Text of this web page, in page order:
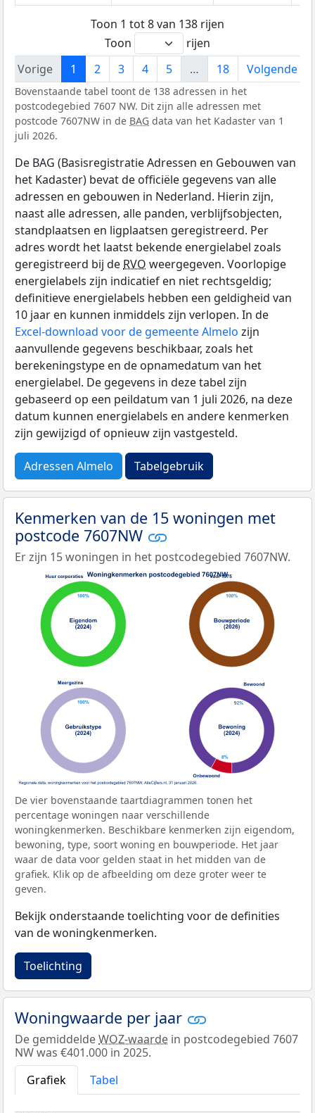
Toon 1 tot 8 van 138 rijen
Toon
rijen
Vorige
1 2 3 4 5 … 18 Volgende
Bovenstaande tabel toont de 138 adressen in het
postcodegebied 7607 NW. Dit zijn alle adressen met
postcode 7607NW in de BAG data van het Kadaster van 1
juli 2026.
De BAG (Basisregistratie Adressen en Gebouwen van
het Kadaster) bevat de officiële gegevens van alle
adressen en gebouwen in Nederland. Hierin zijn,
naast alle adressen, alle panden, verblijfsobjecten,
standplaatsen en ligplaatsen geregistreerd. Per
adres wordt het laatst bekende energielabel zoals
geregistreerd bij de RVO weergegeven. Voorlopige
energielabels zijn indicatief en niet rechtsgeldig;
definitieve energielabels hebben een geldigheid van
10 jaar en kunnen inmiddels zijn verlopen. In de
Excel-download voor de gemeente Almelo zijn
aanvullende gegevens beschikbaar, zoals het
berekeningstype en de opnamedatum van het
energielabel. De gegevens in deze tabel zijn
gebaseerd op een peildatum van 1 juli 2026, na deze
datum kunnen energielabels en andere kenmerken
zijn gewijzigd of opnieuw zijn vastgesteld.
Adressen Almelo Tabelgebruik
Kenmerken van de 15 woningen met
postcode 7607NW
Er zijn 15 woningen in het postcodegebied 7607NW.
De vier bovenstaande taartdiagrammen tonen het
percentage woningen naar verschillende
woningkenmerken. Beschikbare kenmerken zijn eigendom,
bewoning, type, soort woning en bouwperiode. Het jaar
waar de data voor gelden staat in het midden van de
grafiek. Klik op de afbeelding om deze groter weer te
geven.
Bekijk onderstaande toelichting voor de definities
van de woningkenmerken.
Toelichting
Woningwaarde per jaar
De gemiddeldeWOZ-waarde in postcodegebied 7607
NW was €401.000 in 2025.
Grafiek
Tabel